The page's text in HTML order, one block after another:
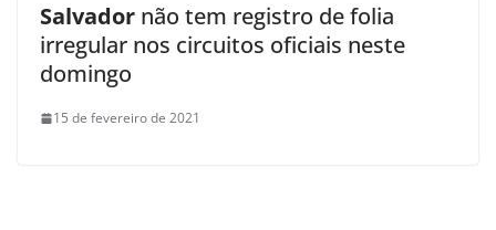
Salvador não tem registro de folia
irregular nos circuitos oficiais neste
domingo
15 de fevereiro de 2021